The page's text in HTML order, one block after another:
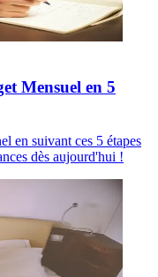
Mensuel en 5
en suivant ces 5 étapes
dès aujourd'hui !